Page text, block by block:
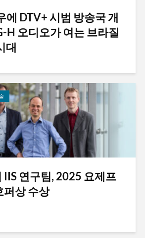
에 DTV+ 시범 방송국 개
H 오디오가 여는 브라질
대
IIS 연구팀, 2025 요제프
퍼상 수상